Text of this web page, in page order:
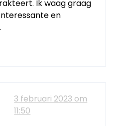
Ik waag graag
en
3 februari 2023 om
11:50